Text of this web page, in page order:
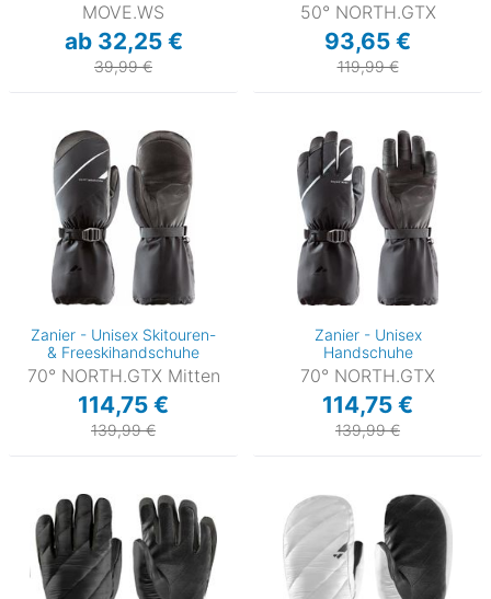
MOVE.WS
ab 32,25 €
39,99 €
50° NORTH.GTX
93,65 €
119,99 €
Zanier - Unisex Skitouren-
& Freeskihandschuhe
70° NORTH.GTX Mitten
114,75 €
139,99 €
Zanier - Unisex
Handschuhe
70° NORTH.GTX
114,75 €
139,99 €